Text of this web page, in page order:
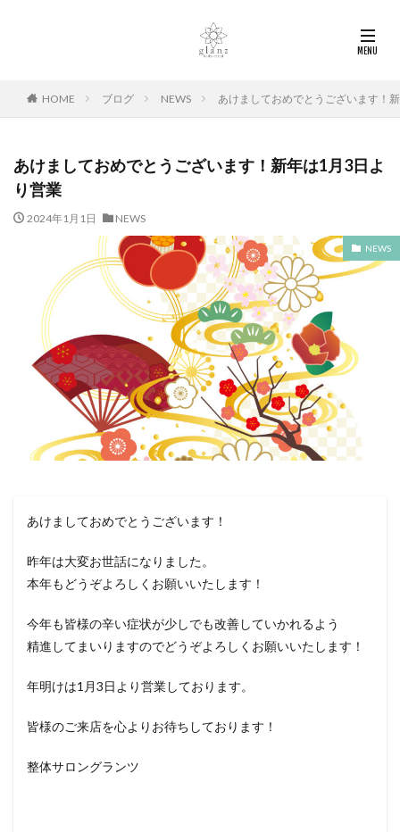
HOME ブログ NEWS あけましておめでとうございます！
あけましておめでとうございます！新年は1月3日よ
り営業
2024年1月1日 NEWS
NEWS
あけましておめでとうございます！
昨年は大変お世話になりました。
本年もどうぞよろしくお願いいたします！
今年も皆様の辛い症状が少しでも改善していかれるよう
精進してまいりますのでどうぞよろしくお願いいたします！
年明けは1月3日より営業しております。
皆様のご来店を心よりお待ちしております！
整体サロングランツ